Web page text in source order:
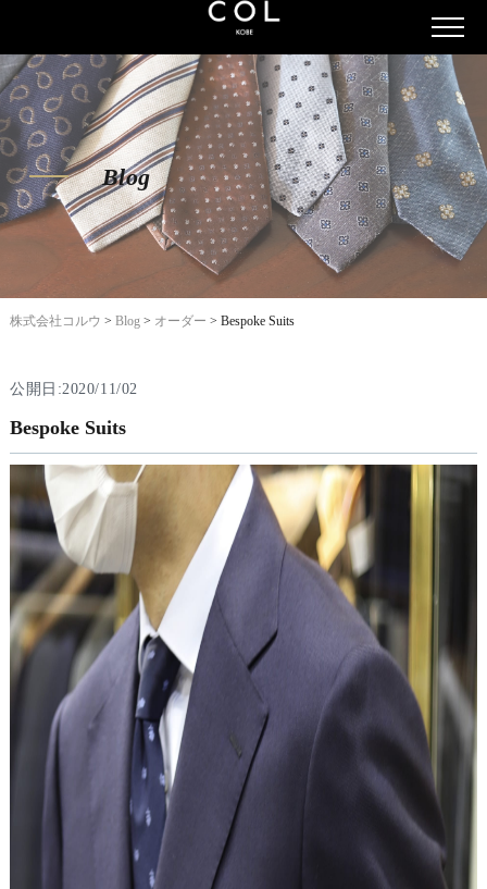
Blog
株式会社コルウ > Blog> オーダー > Bespoke Suits
公開日:2020/11/02
Bespoke Suits